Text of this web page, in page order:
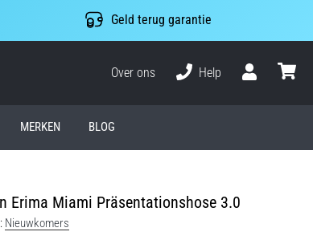
Geld terug garantie
Over ons
Help
MERKEN BLOG
Erima Miami Präsentationshose 3.0
Nieuwkomers